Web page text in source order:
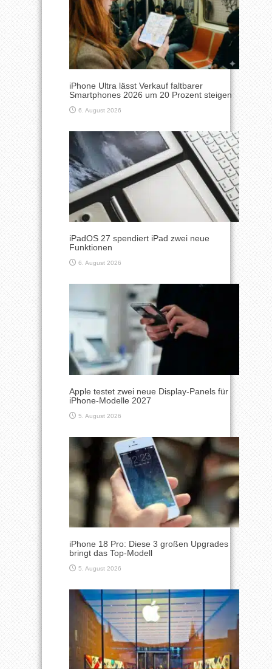
iPhone Ultra lässt Verkauf faltbarer
Smartphones 2026 um 20 Prozent steigen
6. August 2026
iPadOS 27 spendiert iPad zwei neue
Funktionen
6. August 2026
Apple testet zwei neue Display-Panels für
iPhone-Modelle 2027
5. August 2026
iPhone 18 Pro: Diese 3 großen Upgrades
bringt das Top-Modell
5. August 2026